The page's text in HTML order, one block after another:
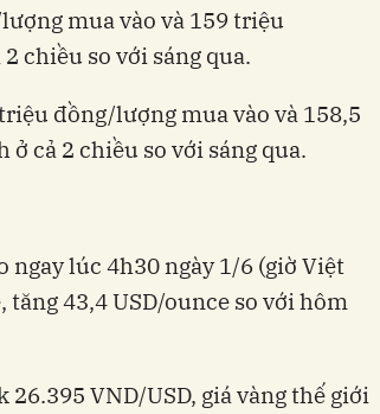
mua vào và 159 triệu
chiều so với sáng qua.
đồng/lượng mua vào và 158,5
cả 2 chiều so với sáng qua.
ngay lúc 4h30 ngày 1/6 (giờ Việt
tăng 43,4 USD/ounce so với hôm
VND/USD, giá vàng thế giới